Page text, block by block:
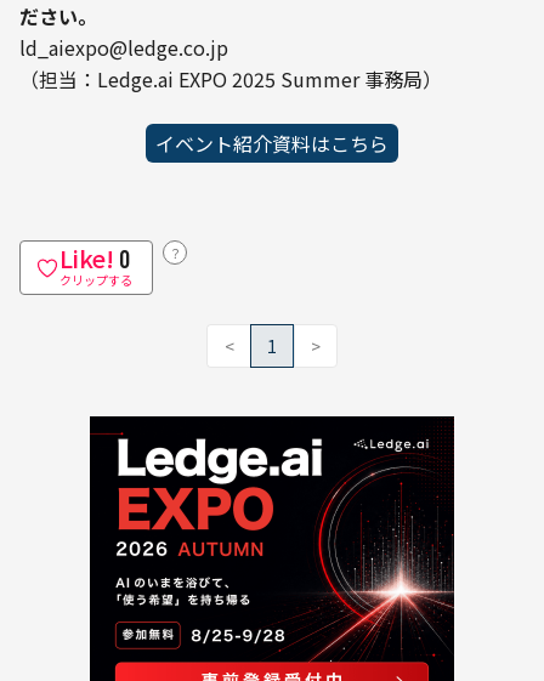
ださい。
ld_aiexpo@ledge.co.jp
（担当：Ledge.ai EXPO 2025 Summer 事務局）
イベント紹介資料はこちら
Like! 0
クリップする
？
< 1 >